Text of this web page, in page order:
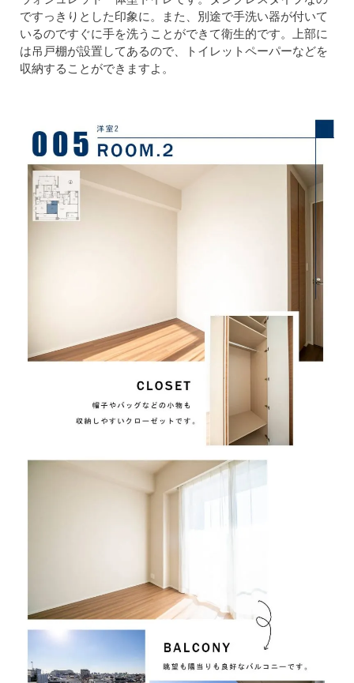
ですっきりとした印象に。また、別途で手洗い器が付いて
いるのですぐに手を洗うことができて衛生的です。上部に
は吊戸棚が設置してあるので、トイレットペーパーなどを
収納することができますよ。